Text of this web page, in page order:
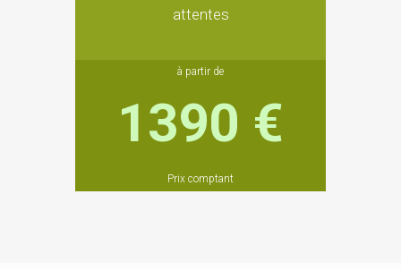
attentes
à partir de
1390 €
Prix comptant